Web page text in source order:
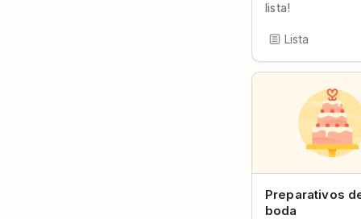
lista!
Lista
Preparativos
boda